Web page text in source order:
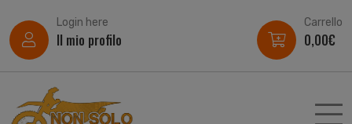
Login here
Il mio profilo
Carrello
0,00€